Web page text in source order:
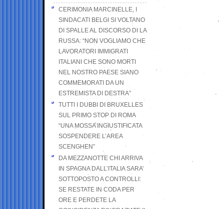
CERIMONIA MARCINELLE, I
SINDACATI BELGI SI VOLTANO
DI SPALLE AL DISCORSO DI LA
RUSSA: “NON VOGLIAMO CHE
LAVORATORI IMMIGRATI
ITALIANI CHE SONO MORTI
NEL NOSTRO PAESE SIANO
COMMEMORATI DA UN
ESTREMISTA DI DESTRA”
TUTTI I DUBBI DI BRUXELLES
SUL PRIMO STOP DI ROMA
“UNA MOSSA INGIUSTIFICATA
SOSPENDERE L’AREA
SCENGHEN”
DA MEZZANOTTE CHI ARRIVA
IN SPAGNA DALL’ITALIA SARA’
SOTTOPOSTO A CONTROLLI:
SE RESTATE IN CODA PER
ORE E PERDETE LA